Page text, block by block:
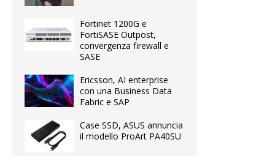
Fortinet 1200G e
FortiSASE Outpost,
convergenza firewall e
SASE
Ericsson, AI enterprise
con una Business Data
Fabric e SAP
Case SSD, ASUS annuncia
il modello ProArt PA40SU